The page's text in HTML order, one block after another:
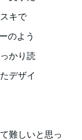
キで
のよう
かり読
デザイ
難しいと思っ